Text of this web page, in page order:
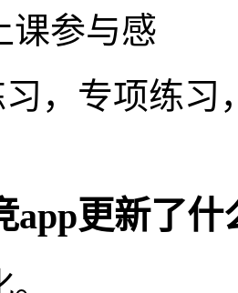
课参与感
，专项练习
app更新了什